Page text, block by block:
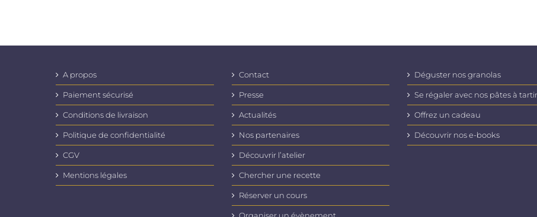
A propos
Paiement sécurisé
Conditions de livraison
Politique de confidentialité
CGV
Mentions légales
Contact
Presse
Actualités
Nos partenaires
Découvrir l’atelier
Chercher une recette
Réserver un cours
Déguster nos granolas
Se régaler avec nos pâtes à
Offrez un cadeau
Découvrir nos e-books